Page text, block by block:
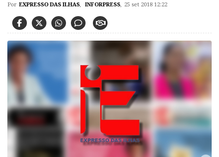
Por EXPRESSO DAS ILHAS, INFORPRESS, 25 set 2018 12:22